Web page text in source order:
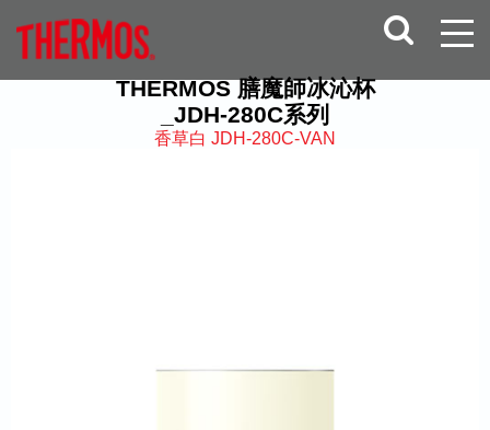
THERMOS 膳魔師冰沁杯
_JDH-280C系列
香草白 JDH-280C-VAN